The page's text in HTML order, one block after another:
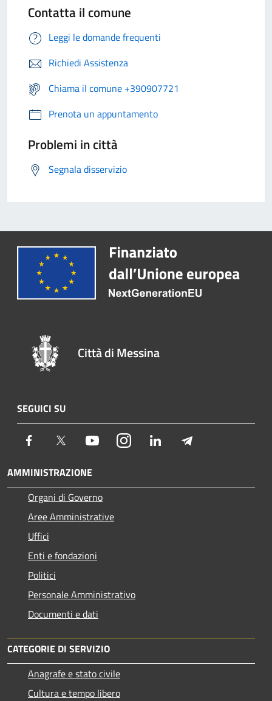
Contatta il comune
Leggi le domande frequenti
Richiedi Assistenza
Chiama il comune +390907721
Prenota un appuntamento
Problemi in città
Segnala disservizio
Città di Messina
SEGUICI SU
Facebook Twitter YoutubeInstagram LinkedIn
AMMINISTRAZIONE
Organi di Governo
Aree Amministrative
Uffici
Enti e fondazioni
Politici
Personale Amministrativo
Documenti e dati
CATEGORIE DI SERVIZIO
Anagrafe e stato civile
Cultura e tempo libero